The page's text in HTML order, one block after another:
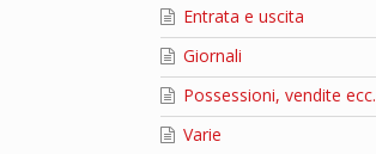
Entrata e uscita
Giornali
Possessioni, vendite ecc.
Varie